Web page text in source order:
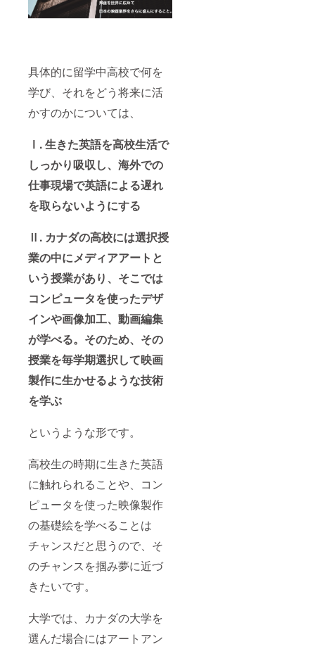
具体的に留学中高校で何を
学び、それをどう将来に活
かすのかについては、
Ⅰ.生きた英語を高校生活で
しっかり吸収し、海外での
仕事現場で英語による遅れ
を取らないようにする
Ⅱ. カナダの高校には選択授
業の中にメディアアートと
いう授業があり、そこでは
コンピュータを使ったデザ
インや画像加工、動画編集
が学べる。そのため、その
授業を毎学期選択して映画
製作に生かせるような技術
を学ぶ
というような形です。
高校生の時期に生きた英語
に触れられることや、コン
ピュータを使った映像製作
の基礎絵を学べることは
チャンスだと思うので、そ
のチャンスを掴み夢に近づ
きたいです。
大学では、カナダの大学を
選んだ場合にはアートアン